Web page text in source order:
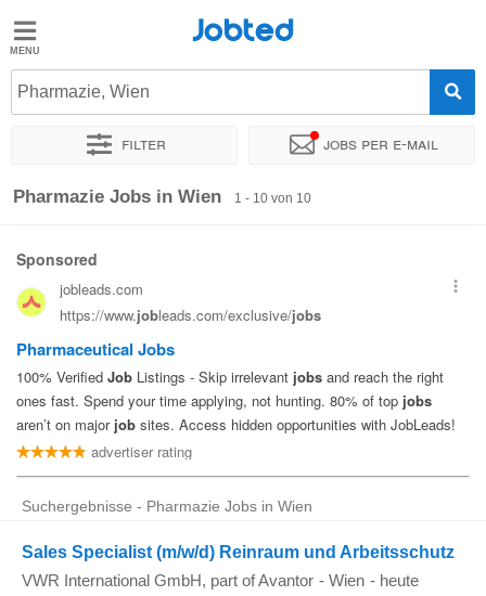
Jobted
Jobs
Jobted
Pharmazie, Wien
Filter Jobs per e-mail
Sortieren nach Genauer Standort Unternehmen
Pharmazie Jobs in Wien 1 - 10 von 10
Suchergebnisse - Pharmazie Jobs in Wien
Sales Specialist (m/w/d) Reinraum und Arbeitsschutz
VWR International GmbH, part of Avantor - Wien - heute